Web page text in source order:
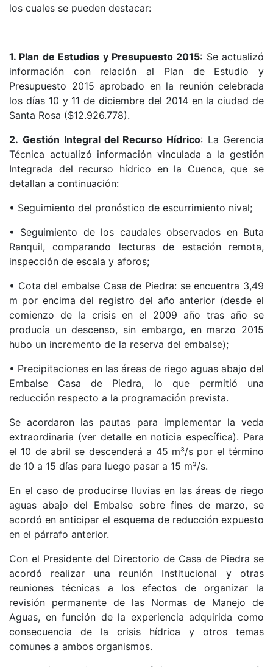
los cuales se pueden destacar:
1. Plan de Estudios y Presupuesto 2015: Se actualizó
información con relación al Plan de Estudio y
Presupuesto 2015 aprobado en la reunión celebrada
los días 10 y 11 de diciembre del 2014 en la ciudad de
Santa Rosa ($12.926.778).
2. Gestión Integral del Recurso Hídrico: La Gerencia
Técnica actualizó información vinculada a la gestión
Integrada del recurso hídrico en la Cuenca, que se
detallan a continuación:
• Seguimiento del pronóstico de escurrimiento nival;
• Seguimiento de los caudales observados en Buta
Ranquil, comparando lecturas de estación remota,
inspección de escala y aforos;
• Cota del embalse Casa de Piedra: se encuentra 3,49
m por encima del registro del año anterior (desde el
comienzo de la crisis en el 2009 año tras año se
producía un descenso, sin embargo, en marzo 2015
hubo un incremento de la reserva del embalse);
• Precipitaciones en las áreas de riego aguas abajo del
Embalse Casa de Piedra, lo que permitió una
reducción respecto a la programación prevista.
Se acordaron las pautas para implementar la veda
extraordinaria (ver detalle en noticia específica). Para
el 10 de abril se descenderá a 45 m³/s por el término
de 10 a 15 días para luego pasar a 15 m³/s.
En el caso de producirse lluvias en las áreas de riego
aguas abajo del Embalse sobre fines de marzo, se
acordó en anticipar el esquema de reducción expuesto
en el párrafo anterior.
Con el Presidente del Directorio de Casa de Piedra se
acordó realizar una reunión Institucional y otras
reuniones técnicas a los efectos de organizar la
revisión permanente de las Normas de Manejo de
Aguas, en función de la experiencia adquirida como
consecuencia de la crisis hídrica y otros temas
comunes a ambos organismos.